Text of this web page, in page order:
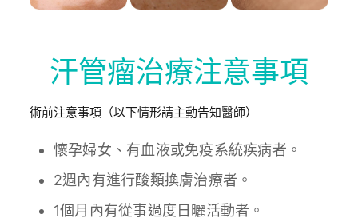
汗管瘤治療注意事項
術前注意事項（以下情形請主動告知醫師）
懷孕婦女、有血液或免疫系統疾病者。
2週內有進行酸類換膚治療者。
1個月內有從事過度日曬活動者。